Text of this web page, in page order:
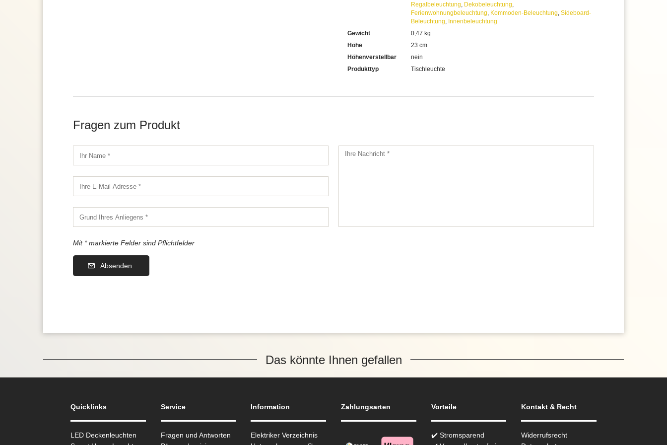
Regalbeleuchtung, Dekobeleuchtung,
Ferienwohnungbeleuchtung, Kommoden-Beleuchtung, Sideboard-
Beleuchtung, Innenbeleuchtung
Gewicht
0,47 kg
Höhe
23 cm
Höhenverstellbar
nein
Produkttyp
Tischleuchte
Fragen zum Produkt
Mit * markierte Felder sind Pflichtfelder
Absenden
Das könnte Ihnen gefallen
Quicklinks
LED Deckenleuchten
Service
Fragen und Antworten
Information
Elektriker Verzeichnis
Zahlungsarten Vorteile
✔️ Stromsparend
Kontakt & Recht
Widerrufsrecht